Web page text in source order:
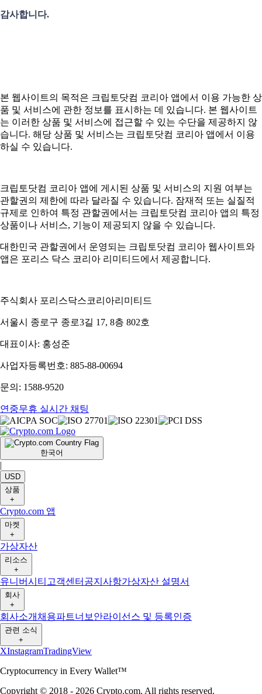
감사합니다.
본 웹사이트의 목적은 크립토닷컴 코리아 앱에서 이용 가능한 상
품 및 서비스에 관한 정보를 표시하는 데 있습니다. 본 웹사이트
는 이러한 상품 및 서비스에 접근할 수 있는 수단을 제공하지 않
습니다. 해당 상품 및 서비스는 크립토닷컴 코리아 앱에서 이용
하실 수 있습니다.
크립토닷컴 코리아 앱에 게시된 상품 및 서비스의 지원 여부는
관할권의 제한에 따라 달라질 수 있습니다. 잠재적 또는 실질적
규제로 인하여 특정 관할권에서는 크립토닷컴 코리아 앱의 특정
상품이나 서비스, 기능이 제공되지 않을 수 있습니다.
대한민국 관할권에서 운영되는 크립토닷컴 코리아 웹사이트와
앱은 포리스 닥스 코리아 리미티드에서 제공합니다.
주식회사 포리스닥스코리아리미티드
서울시 종로구 종로3길 17, 8층 802호
대표이사: 홍성준
사업자등록번호: 885-88-00694
문의: 1588-9520
연중무휴 실시간 채팅
한국어
|
USD
상품
+
Crypto.com 앱
마켓
+
가상자산
리소스
+
유니버시티 고객센터 공지사항가상자산 설명서
회사
+
회사소개 채용파트너 보안라이선스 및 등록인증
관련 소식
+
XInstagramTradingView
Cryptocurrency in Every Wallet™
Copyright © 2018 - 2026 Crypto.com. All rights reserved.